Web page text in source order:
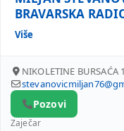
BRAVARSKA
Više
NIKOLETINE BURSAĆA
Pozovi
Zaječar